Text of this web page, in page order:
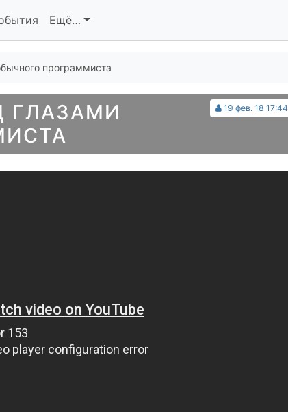
Ещё…
программиста
19 фев. 18 17:44
ГЛАЗАМИ